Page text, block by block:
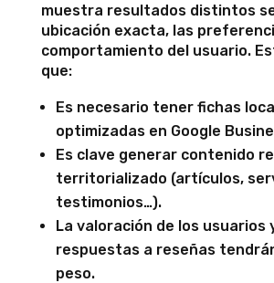
muestra resultados distintos
ubicación exacta, las
comportamiento del usuario.
que:
Es necesario tener fichas
optimizadas en Google
Es clave generar contenido
territorializado (artículos,
testimonios…).
La valoración de los usuarios
respuestas a reseñas
peso.